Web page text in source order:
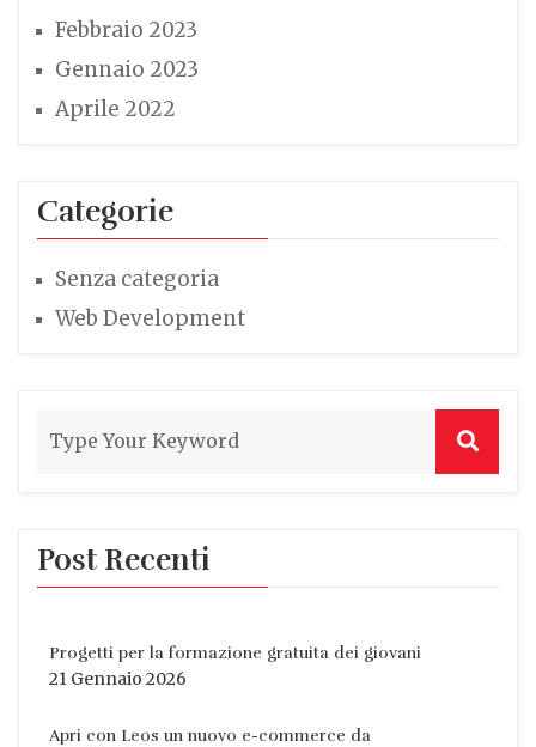
Febbraio 2023
Gennaio 2023
Aprile 2022
Categorie
Senza categoria
Web Development
Post Recenti
Progetti per la formazione gratuita dei giovani
21 Gennaio 2026
Apri con Leos un nuovo e-commerce da